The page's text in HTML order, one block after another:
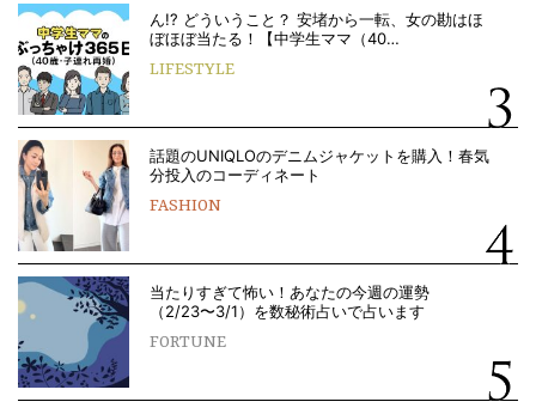
ん!? どういうこと？ 安堵から一転、女の勘はほ
ぼほぼ当たる！【中学生ママ（40…
LIFESTYLE
話題のUNIQLOのデニムジャケットを購入！春気
分投入のコーディネート
FASHION
当たりすぎて怖い！あなたの今週の運勢
（2/23〜3/1）を数秘術占いで占います
FORTUNE